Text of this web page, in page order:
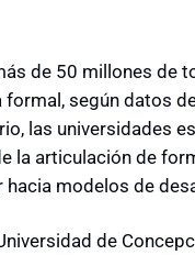
de 50 millones de
según datos
las universidades
la articulación de
hacia modelos de
de